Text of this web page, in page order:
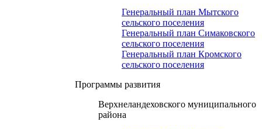
Генеральный план Мытского
сельского поселения
Генеральный план Симаковского
сельского поселения
Генеральный план Кромского
сельского поселения
Программы развития
Верхнеландеховского муниципального
района